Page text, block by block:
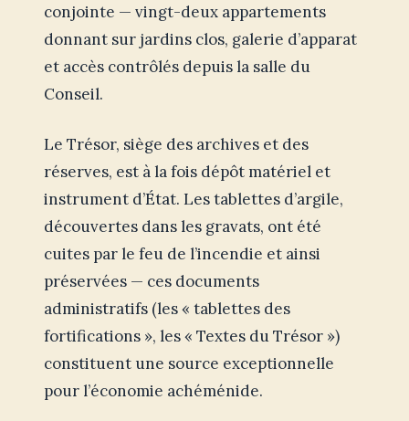
conjointe — vingt-deux appartements
donnant sur jardins clos, galerie d’apparat
et accès contrôlés depuis la salle du
Conseil.
Le Trésor, siège des archives et des
réserves, est à la fois dépôt matériel et
instrument d’État. Les tablettes d’argile,
découvertes dans les gravats, ont été
cuites par le feu de l’incendie et ainsi
préservées — ces documents
administratifs (les « tablettes des
fortifications », les « Textes du Trésor »)
constituent une source exceptionnelle
pour l’économie achéménide.